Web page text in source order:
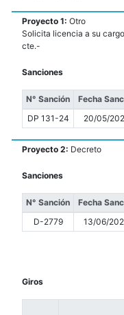
Proyecto 1: Otro
Solicita licencia a su
cte.-
Sanciones
N° Sanción Fecha
DP 131-24
20/05/
Proyecto 2: Decreto
Sanciones
N° Sanción Fecha
D-2779
13/06/
Giros